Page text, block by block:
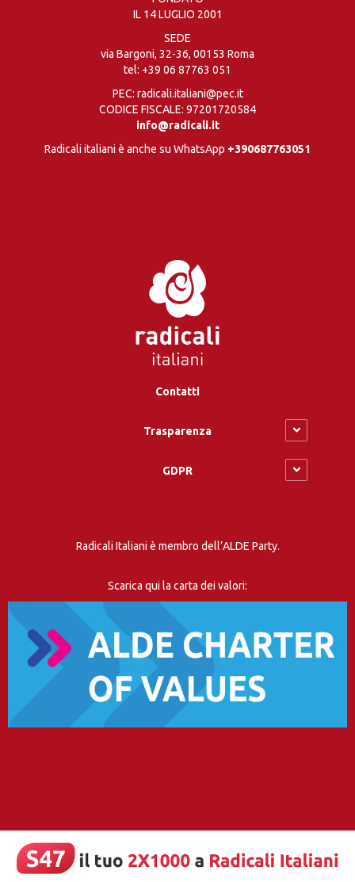
IL 14 LUGLIO 2001
SEDE
via Bargoni, 32-36, 00153 Roma
tel: +39 06 87763 051
PEC: radicali.italiani@pec.it
CODICE FISCALE: 97201720584
info@radicali.it
Radicali italiani è anche su WhatsApp +390687763051
Contatti
Trasparenza
GDPR
Radicali Italiani è membro dell’ALDE Party.
Scarica qui la carta dei valori: